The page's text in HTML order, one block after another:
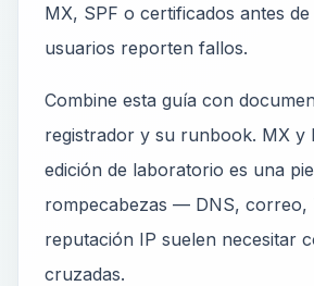
MX, SPF o certificados antes
usuarios reporten fallos.
Combine esta guía con
registrador y su runbook. MX y
edición de laboratorio es una
rompecabezas — DNS, correo,
reputación IP suelen necesitar
cruzadas.